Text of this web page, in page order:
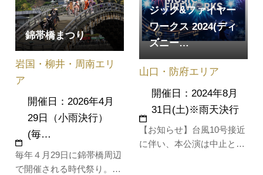
ます。祭り初日の夜には、
白狐姿の…
を楽しむことができる”謎解
き×まち歩き”イベント。圏
域内にちりばめられた全95
個のクエストをクリアし
錦帯橋まつり
毎年４月29日に錦帯橋周辺
で開催される時代祭り。江
岩国・柳井・周南エリ
ア
開催日：2026年4月
29日（小雨決行）
(毎…
ジック&ファイヤー
ワークス 2024(ディ
ズニー…
【お知らせ】台風10号接近
に伴い、本公演は中止とな
山口・防府エリア
開催日：2024年8月
31日(土)※雨天決行